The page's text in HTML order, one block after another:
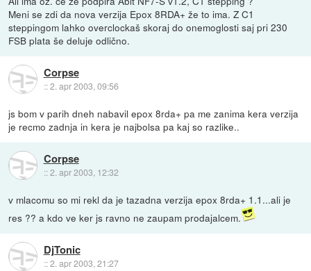
Meni se zdi da nova verzija Epox 8RDA+ že to ima. Z C1
steppingom lahko overclockaš skoraj do onemoglosti saj pri 230
FSB plata še deluje odlično.
Corpse
::2. apr 2003, 09:56
js bom v parih dneh nabavil epox 8rda+ pa me zanima kera verzija
je recmo zadnja in kera je najbolsa pa kaj so razlike..
Corpse
::2. apr 2003, 12:32
v mlacomu so mi rekl da je tazadna verzija epox 8rda+ 1.1...ali je
res ?? a kdo ve ker js ravno ne zaupam prodajalcem.
DjTonic
::2. apr 2003, 21:27